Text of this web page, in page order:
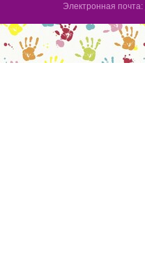
Электронная почта: